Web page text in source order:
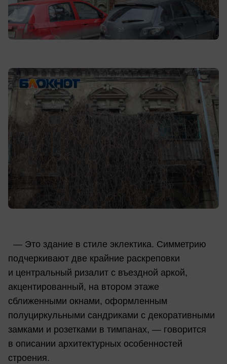
— Это здание в стиле эклектика. Симметрию
подчеркивают две крайние раскреповки
и центральный ризалит с въездной аркой,
акцентированный, на втором этаже
сближенными окнами, оформленным
полуциркульными сандриками с декоративными
замками и розетками в тимпанах, — говорится
в описании архитектурных особенностей
строения.